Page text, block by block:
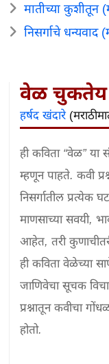
मातीच्या कुशीतून
निसर्गाचे धन्यवाद
वेळ चुकतेय
हर्षद खंदारे
ही कविता “वेळ”
म्हणून पाहते. कवी
निसर्गातील
माणसाच्या सवयी,
आहेत, तरी
ही कविता वेळेच्या
जाणिवेचा सूचक
प्रश्नातून कवीचा
होतो.